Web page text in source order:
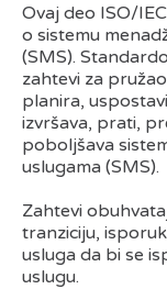
Ovaj deo ISO/
o sistemu
(SMS).
zahtevi za
planira,
izvršava, prati,
poboljšava
uslugama (SMS).
Zahtevi
tranziciju,
usluga da bi se
uslugu.